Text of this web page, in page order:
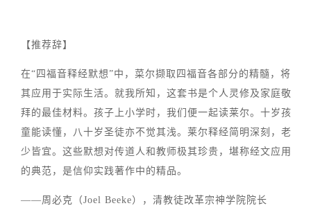
【推荐辞】
在“四福音释经默想”中，菜尔撷取四福音各部分的精髓，将
其应用于实际生活。就我所知，这套书是个人灵修及家庭敬
拜的最佳材料。孩子上小学时，我们便一起读莱尔。十岁孩
童能读懂，八十岁圣徒亦不觉其浅。莱尔释经简明深刻，老
少皆宜。这些默想对传道人和教师极其珍贵，堪称经文应用
的典范，是信仰实践著作中的精品。
——周必克（Joel Beeke），清教徒改革宗神学院院长